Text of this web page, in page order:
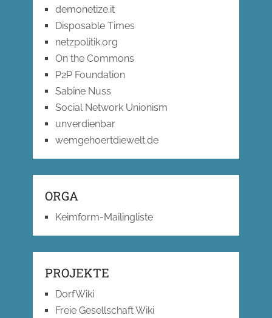
demonetize.it
Disposable Times
netzpolitik.org
On the Commons
P2P Foundation
Sabine Nuss
Social Network Unionism
unverdienbar
wemgehoertdiewelt.de
ORGA
Keimform-Mailingliste
PROJEKTE
DorfWiki
Freie Gesellschaft Wiki